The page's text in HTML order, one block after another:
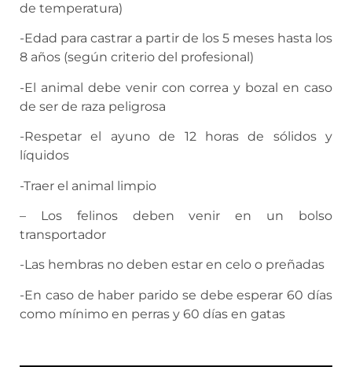
de temperatura)
-Edad para castrar a partir de los 5 meses hasta los
8 años (según criterio del profesional)
-El animal debe venir con correa y bozal en caso
de ser de raza peligrosa
-Respetar el ayuno de 12 horas de sólidos y
líquidos
-Traer el animal limpio
– Los felinos deben venir en un bolso
transportador
-Las hembras no deben estar en celo o preñadas
-En caso de haber parido se debe esperar 60 días
como mínimo en perras y 60 días en gatas